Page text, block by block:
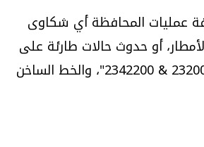
عمليات المحافظة أي شكاوى
أو حدوث حالات طارئة على
الأرقام التالية:"2320001 & 2342200"، والخط الساخن